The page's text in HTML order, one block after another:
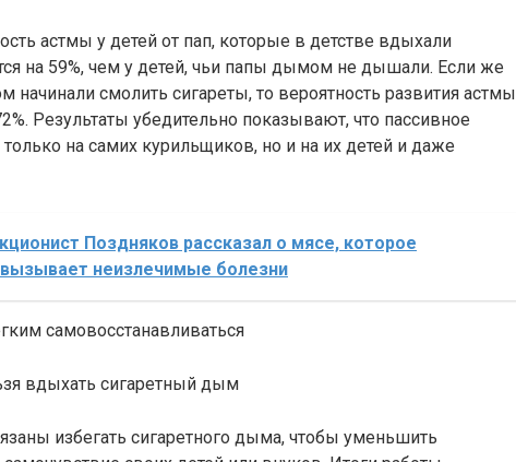
астмы у детей от пап, которые в детстве вдыхали
на 59%, чем у детей, чьи папы дымом не дышали. Если же
начинали смолить сигареты, то вероятность развития астмы
Результаты убедительно показывают, что пассивное
на самих курильщиков, но и на их детей и даже
Поздняков рассказал о мясе, которое
неизлечимые болезни
самовосстанавливаться
вдыхать сигаретный дым
избегать сигаретного дыма, чтобы уменьшить